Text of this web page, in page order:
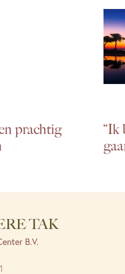
prachtig
“Ik
TAK
B.V.